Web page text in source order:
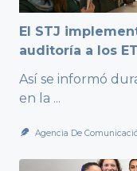
El STJ
auditoría a los
Así se informó
en la ...
Agencia De